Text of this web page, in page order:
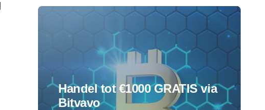
Handel tot €1000 GRATIS via
Bitvavo